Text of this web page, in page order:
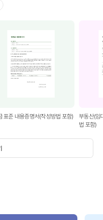
표준 내용증명서(작성방법 포함)
부동산(임
법 포함)